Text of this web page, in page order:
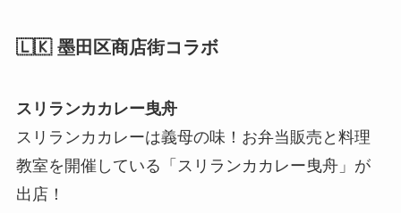
🇱🇰 墨田区商店街コラボ
スリランカカレー曳舟
スリランカカレーは義母の味！お弁当販売と料理
教室を開催している「スリランカカレー曳舟」が
出店！